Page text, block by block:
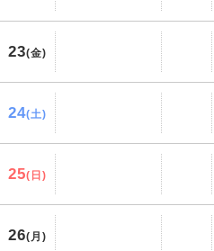
23(金)
24(土)
25(日)
26(月)